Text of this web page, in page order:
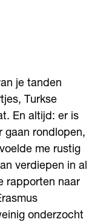
je tanden
Turkse
En altijd: er is
gaan rondlopen,
me rustig
verdiepen in al
rapporten naar
onderzocht